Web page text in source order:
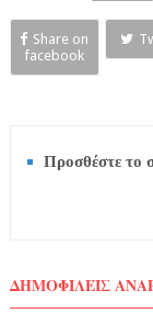
Share on
facebook
Προσθέστε το
ΔΗΜΟΦΙΛΕΙΣ